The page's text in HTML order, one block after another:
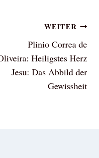
WEITER
Plinio Correa de
Heiligstes Herz
Jesu: Das Abbild der
Gewissheit